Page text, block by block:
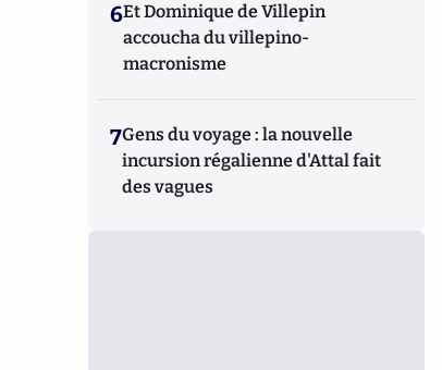
6Et Dominique de Villepin
accoucha du villepino-
macronisme
7Gens du voyage : la nouvelle
incursion régalienne d'Attal fait
des vagues